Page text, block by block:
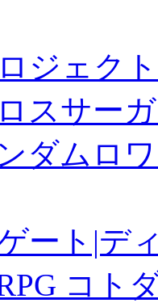
ロジェク
スサー
ダムロ
ート|デ
コト